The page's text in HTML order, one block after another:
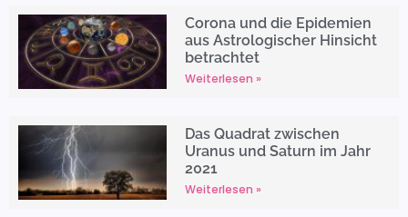
Corona und die Epidemien
aus Astrologischer Hinsicht
betrachtet
Weiterlesen »
Das Quadrat zwischen
Uranus und Saturn im Jahr
2021
Weiterlesen »